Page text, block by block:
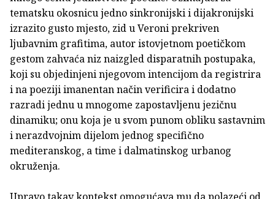
tematsku okosnicu jedno sinkronijski i dijakronijski
izrazito gusto mjesto, zid u Veroni prekriven
ljubavnim grafitima, autor istovjetnom poetičkom
gestom zahvaća niz naizgled disparatnih postupaka,
koji su objedinjeni njegovom intencijom da registrira
i na poeziji imanentan način verificira i dodatno
razradi jednu u mnogome zapostavljenu jezičnu
dinamiku; onu koja je u svom punom obliku sastavnim
i nerazdvojnim dijelom jednog specifično
mediteranskog, a time i dalmatinskog urbanog
okruženja.